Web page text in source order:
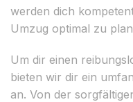
werden dich
Umzug optimal zu
Um dir einen
bieten wir dir ein
an. Von der